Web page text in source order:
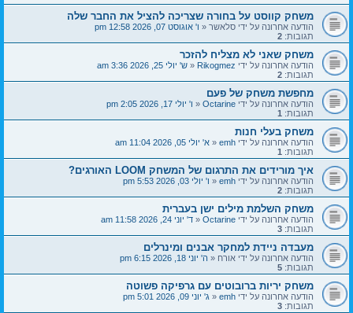
משחק קווסט על בחורה שצריכה להציל את החבר שלה
הודעה אחרונה על ידי סלאשר«ו' אוגוסט 07, 2026 12:58 pm
תגובות: 2
משחק שאני לא מצליח להזכר
הודעה אחרונה על ידי Rikogmez
«ש' יולי 25, 2026 3:36 am
תגובות: 2
מחפשת משחק של פעם
הודעה אחרונה על ידי Octarine
«ו' יולי 17, 2026 2:05 pm
תגובות: 1
משחק בעלי חנות
הודעה אחרונה על ידי emh
«א' יולי 05, 2026 11:04 am
תגובות: 1
איך מורידים את התרגום של המשחק LOOM האורגים?
הודעה אחרונה על ידי emh
«ו' יולי 03, 2026 5:53 pm
תגובות: 2
משחק השלמת מילים ישן בעברית
הודעה אחרונה על ידי Octarine
«ד' יוני 24, 2026 11:58 am
תגובות: 3
מעבדה ניידת למחקר אבנים ומינרלים
הודעה אחרונה על ידי אורח«ה' יוני 18, 2026 6:15 pm
תגובות: 5
משחק יריות ברובוטים עם גרפיקה פשוטה
הודעה אחרונה על ידי emh
«ג' יוני 09, 2026 5:01 pm
תגובות: 3